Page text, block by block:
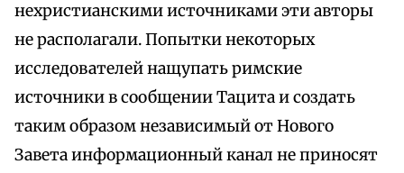
нехристианскими источниками эти авторы
не располагали. Попытки некоторых
исследователей нащупать римские
источники в сообщении Тацита и создать
таким образом независимый от Нового
Завета информационный канал не приносят